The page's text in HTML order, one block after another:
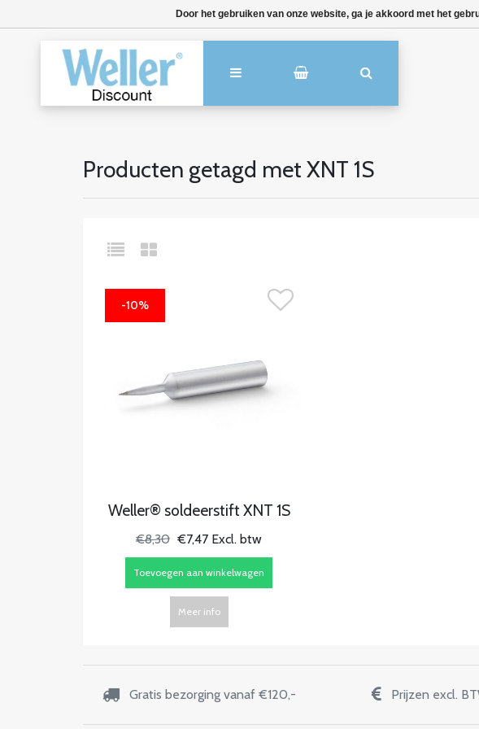
Producten getagd met XNT 1S
-10%
Weller® soldeerstift XNT 1S
€8,30 €7,47 Excl. btw
Toevoegen aan winkelwagen
Meer info
Gratis bezorging vanaf €120,- Prijzen excl.
Door het gebruiken van onze website, ga je akkoord met het